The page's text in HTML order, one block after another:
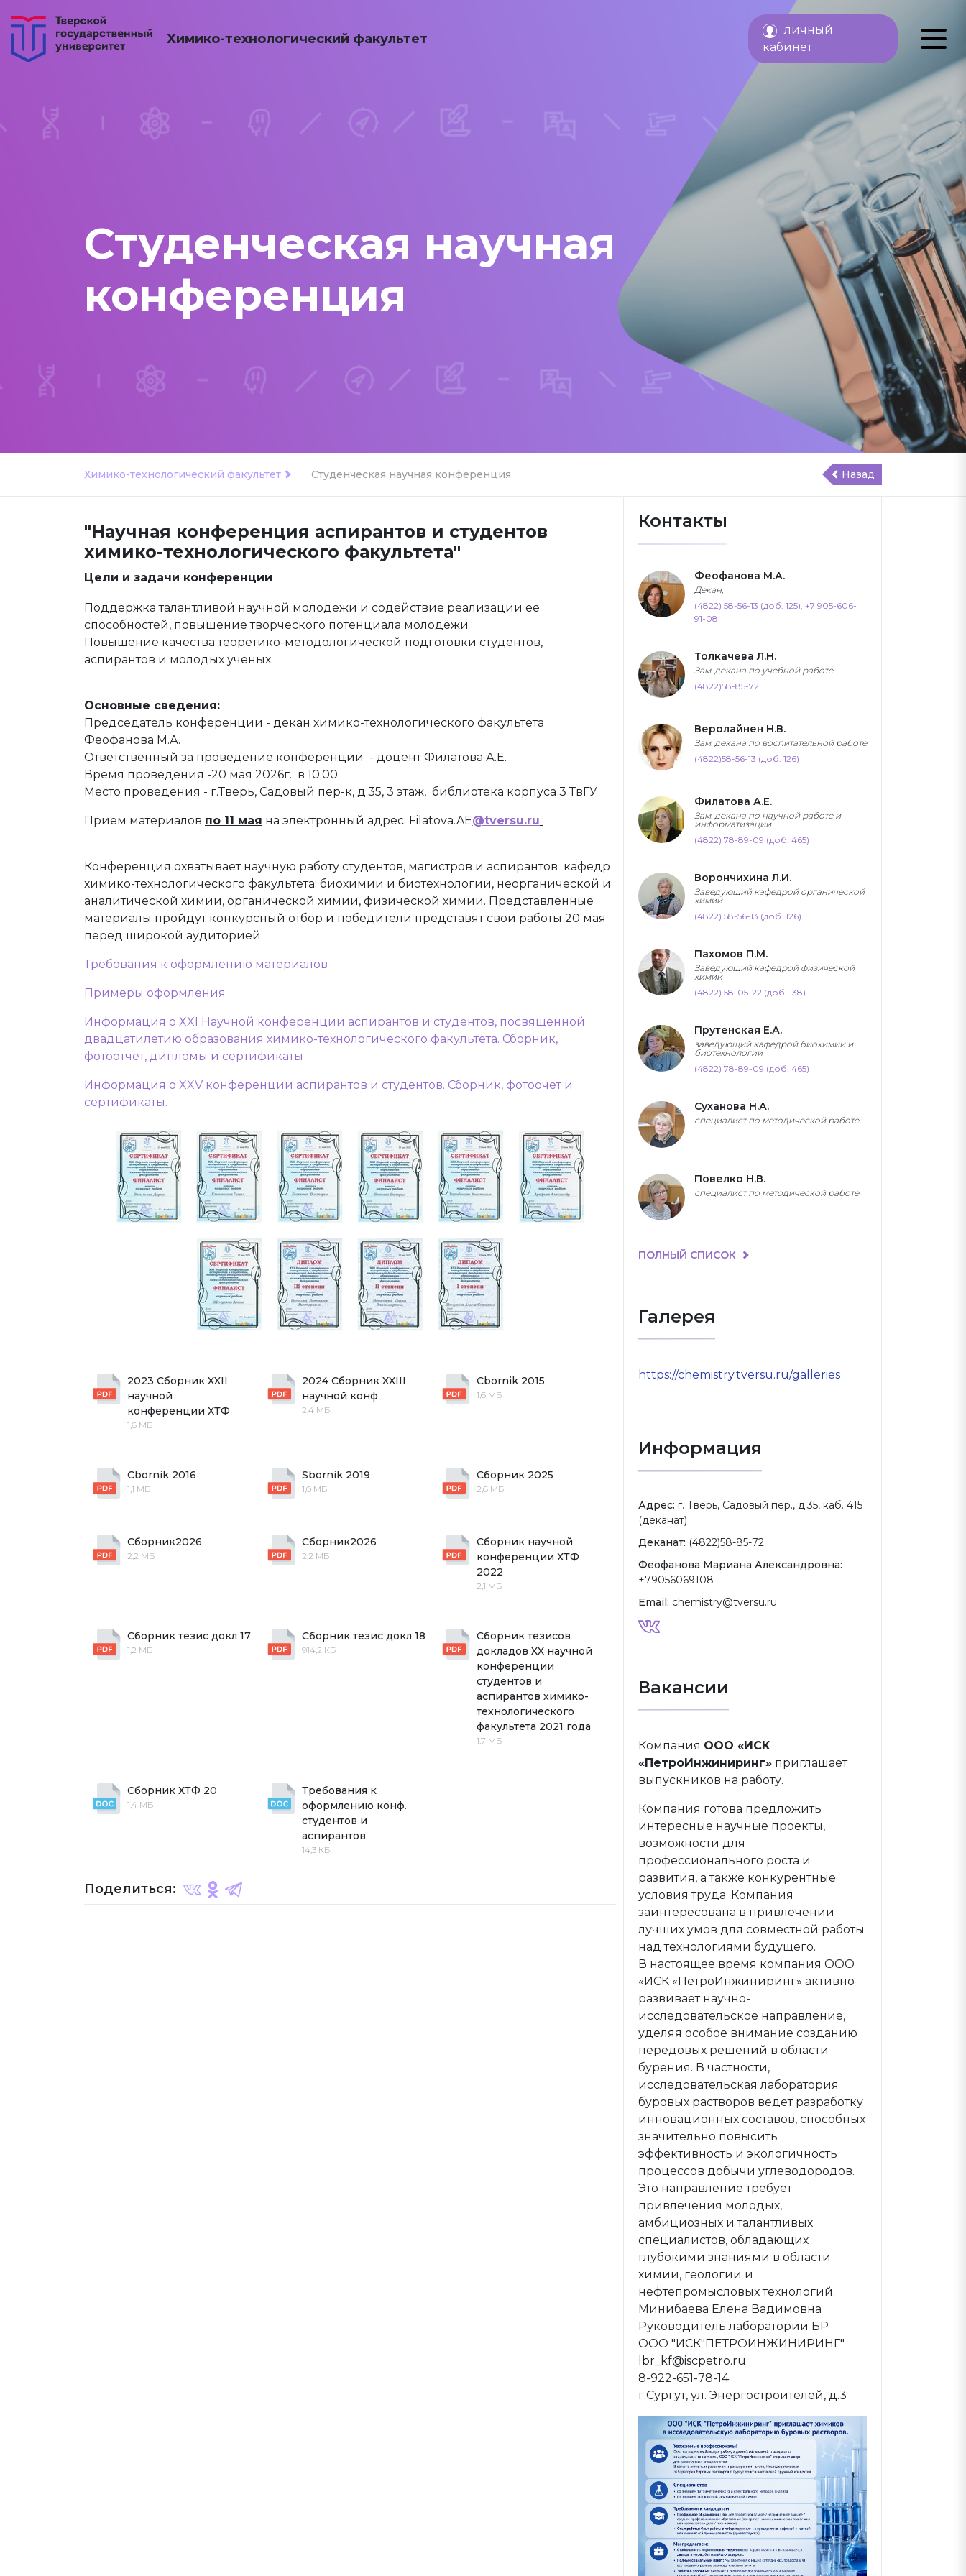
Химико-технологический факультет
личный
кабинет
Студенческая научная
конференция
Химико-технологический факультет Студенческая научная конференция Назад
"Научная конференция аспирантов и студентов
химико-технологического факультета"
Цели и задачи конференции
Поддержка талантливой научной молодежи и содействие реализации ее
способностей, повышение творческого потенциала молодёжи
Повышение качества теоретико-методологической подготовки студентов,
аспирантов и молодых учёных.
Основные сведения:
Председатель конференции - декан химико-технологического факультета
Феофанова М.А.
Ответственный за проведение конференции - доцент Филатова А.Е.
Время проведения -20 мая 2026г. в 10.00.
Место проведения - г.Тверь, Садовый пер-к, д.35, 3 этаж, библиотека корпуса 3 ТвГУ
Прием материалов по 11 мая на электронный адрес: Filatova.AE@tversu.ru
Конференция охватывает научную работу студентов, магистров и аспирантов кафедр
химико-технологического факультета: биохимии и биотехнологии, неорганической и
аналитической химии, органической химии, физической химии. Представленные
материалы пройдут конкурсный отбор и победители представят свои работы 20 мая
перед широкой аудиторией.
Требования к оформлению материалов
Примеры оформления
Информация о XXI Научной конференции аспирантов и студентов, посвященной
двадцатилетию образования химико-технологического факультета. Сборник,
фотоотчет, дипломы и сертификаты
Информация о XXV конференции аспирантов и студентов. Сборник, фотоочет и
сертификаты.
2023 Сборник XXII
научной
конференции ХТФ
1,6 МБ
2024 Сборник XXIII
научной конф
2,4 МБ
Cbornik 2015
1,6 МБ
Cbornik 2016
1,1 МБ
Sbornik 2019
1,0 МБ
Сборник 2025
2,6 МБ
Сборник2026
2,2 МБ
Сборник2026
2,2 МБ
Сборник научной
конференции ХТФ
2022
2,1 МБ
Сборник тезис докл 17
1,2 МБ
Сборник тезис докл 18
914,2 КБ
Сборник тезисов
докладов XX научной
конференции
студентов и
аспирантов химико-
технологического
факультета 2021 года
1,7 МБ
Сборник ХТФ 20
1,4 МБ
Требования к
оформлению конф.
студентов и
аспирантов
14,3 КБ
Поделиться:
Контакты
Феофанова М.А.
Декан,
(4822) 58-56-13 (доб. 125), +7 905-606-
91-08
Толкачева Л.Н.
Зам. декана по учебной работе
(4822)58-85-72
Веролайнен Н.В.
Зам. декана по воспитательной работе
(4822)58-56-13 (доб. 126)
Филатова А.Е.
Зам. декана по научной работе и
информатизации
(4822) 78-89-09 (доб. 465)
Ворончихина Л.И.
Заведующий кафедрой органической
химии
(4822) 58-56-13 (доб. 126)
Пахомов П.М.
Заведующий кафедрой физической
химии
(4822) 58-05-22 (доб. 138)
Прутенская Е.А.
заведующий кафедрой биохимии и
биотехнологии
(4822) 78-89-09 (доб. 465)
Суханова Н.А.
специалист по методической работе
Повелко Н.В.
специалист по методической работе
ПОЛНЫЙ СПИСОК
Галерея
https://chemistry.tversu.ru/galleries
Информация
Адрес: г. Тверь, Садовый пер., д.35, каб. 415
(деканат)
Деканат: (4822)58-85-72
Феофанова Мариана Александровна:
+79056069108
Email: chemistry@tversu.ru
Вакансии
Компания ООО «ИСК
«ПетроИнжиниринг» приглашает
выпускников на работу.
Компания готова предложить
интересные научные проекты,
возможности для
профессионального роста и
развития, а также конкурентные
условия труда. Компания
заинтересована в привлечении
лучших умов для совместной работы
над технологиями будущего.
В настоящее время компания ООО
«ИСК «ПетроИнжиниринг» активно
развивает научно-
исследовательское направление,
уделяя особое внимание созданию
передовых решений в области
бурения. В частности,
исследовательская лаборатория
буровых растворов ведет разработку
инновационных составов, способных
значительно повысить
эффективность и экологичность
процессов добычи углеводородов.
Это направление требует
привлечения молодых,
амбициозных и талантливых
специалистов, обладающих
глубокими знаниями в области
химии, геологии и
нефтепромысловых технологий.
Минибаева Елена Вадимовна
Руководитель лаборатории БР
ООО "ИСК"ПЕТРОИНЖИНИРИНГ"
lbr_kf@iscpetro.ru
8-922-651-78-14
г.Сургут, ул. Энергостроителей, д.3